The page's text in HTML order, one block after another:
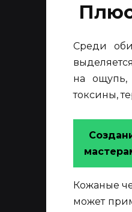
Среди
на ощупь,
токсины,
Кожаные
может